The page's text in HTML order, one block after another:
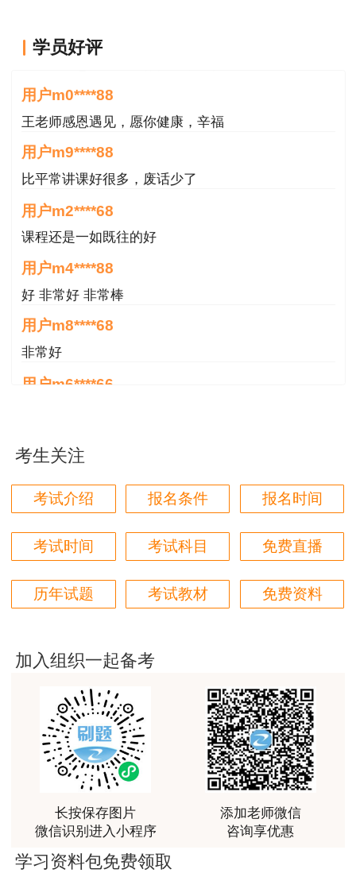
学员好评
用户m0****88
用户m0****88
王老师感恩遇见，愿你健康，辛福
用户m9****88
比平常讲课好很多，废话少了
用户m2****68
课程还是一如既往的好
用户m4****88
好 非常好 非常棒
用户m8****68
非常好
用户m6****66
好
用户m6****66
用户m6****68
陈老师讲得非常好，特别喜欢听他的课
用户Fa****56
认真听完，自己理解，老师确实讲的很好
用户xj****ra
课程课件设计完美，授课老师讲解通俗易懂
用户m9****88
李娜老师善于理解归纳，生动有趣，学生边学边受到
精神鼓舞
用户m7****68
考生关注
考试介绍 报名条件 报名时间
考试时间 考试科目 免费直播
历年试题 考试教材 免费资料
加入组织一起备考
长按保存图片
微信识别进入小程序
添加老师微信
咨询享优惠
学习资料包免费领取